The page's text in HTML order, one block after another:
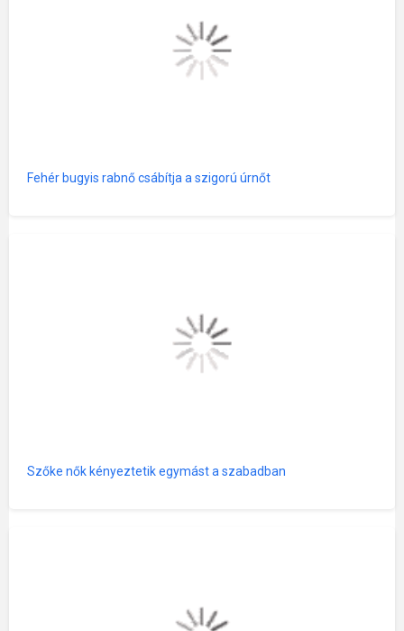
Fehér bugyis rabnő csábítja a szigorú úrnőt
Szőke nők kényeztetik egymást a szabadban